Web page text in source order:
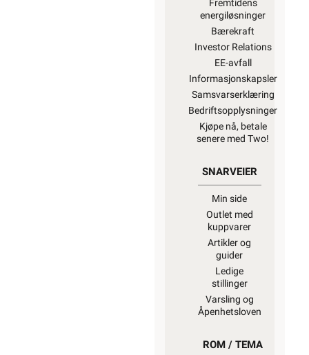
Fremtidens
energiløsninger
Bærekraft
Investor Relations
EE-avfall
Informasjonskapsler
Samsvarserklæring
Bedriftsopplysninger
Kjøpe nå, betale
senere med Two!
SNARVEIER
Min side
Outlet med
kuppvarer
Artikler og
guider
Ledige
stillinger
Varsling og
Åpenhetsloven
ROM / TEMA